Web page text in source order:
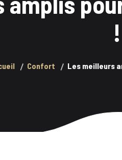
!
Confort Les meilleurs